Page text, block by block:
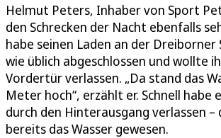
Helmut Peters, Inhaber von Sport
den Schrecken der Nacht ebenfalls
habe seinen Laden an der Dreiborner
wie üblich abgeschlossen und wollte
Vordertür verlassen. „Da stand das
Meter hoch“, erzählt er. Schnell habe
durch den Hinterausgang verlassen –
bereits das Wasser gewesen.